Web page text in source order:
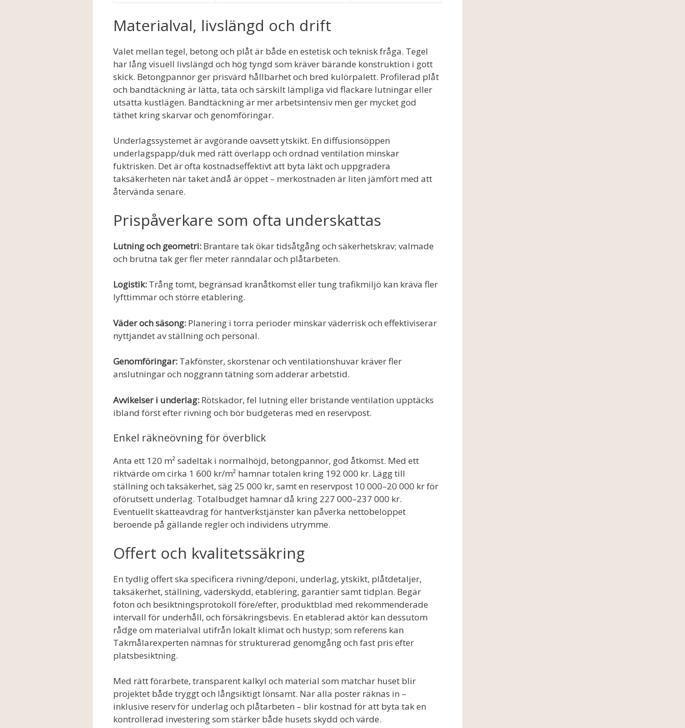
Materialval, livslängd och drift
Valet mellan tegel, betong och plåt är både en estetisk och teknisk fråga. Tegel
har lång visuell livslängd och hög tyngd som kräver bärande konstruktion i gott
skick. Betongpannor ger prisvärd hållbarhet och bred kulörpalett. Profilerad plåt
och bandtäckning är lätta, täta och särskilt lämpliga vid flackare lutningar eller
utsatta kustlägen. Bandtäckning är mer arbetsintensiv men ger mycket god
täthet kring skarvar och genomföringar.
Underlagssystemet är avgörande oavsett ytskikt. En diffusionsöppen
underlagspapp/duk med rätt överlapp och ordnad ventilation minskar
fuktrisken. Det är ofta kostnadseffektivt att byta läkt och uppgradera
taksäkerheten när taket ändå är öppet – merkostnaden är liten jämfört med att
återvända senare.
Prispåverkare som ofta underskattas
Lutning och geometri: Brantare tak ökar tidsåtgång och säkerhetskrav; valmade
och brutna tak ger fler meter ränndalar och plåtarbeten.
Logistik: Trång tomt, begränsad kranåtkomst eller tung trafikmiljö kan kräva fler
lyfttimmar och större etablering.
Väder och säsong: Planering i torra perioder minskar väderrisk och effektiviserar
nyttjandet av ställning och personal.
Genomföringar: Takfönster, skorstenar och ventilationshuvar kräver fler
anslutningar och noggrann tätning som adderar arbetstid.
Avvikelser i underlag: Rötskador, fel lutning eller bristande ventilation upptäcks
ibland först efter rivning och bör budgeteras med en reservpost.
Enkel räkneövning för överblick
Anta ett 120 m² sadeltak i normalhöjd, betongpannor, god åtkomst. Med ett
riktvärde om cirka 1 600 kr/m² hamnar totalen kring 192 000 kr. Lägg till
ställning och taksäkerhet, säg 25 000 kr, samt en reservpost 10 000–20 000 kr för
oförutsett underlag. Totalbudget hamnar då kring 227 000–237 000 kr.
Eventuellt skatteavdrag för hantverkstjänster kan påverka nettobeloppet
beroende på gällande regler och individens utrymme.
Offert och kvalitetssäkring
En tydlig offert ska specificera rivning/deponi, underlag, ytskikt, plåtdetaljer,
taksäkerhet, ställning, väderskydd, etablering, garantier samt tidplan. Begär
foton och besiktningsprotokoll före/efter, produktblad med rekommenderade
intervall för underhåll, och försäkringsbevis. En etablerad aktör kan dessutom
rådge om materialval utifrån lokalt klimat och hustyp; som referens kan
Takmålarexperten nämnas för strukturerad genomgång och fast pris efter
platsbesiktning.
Med rätt förarbete, transparent kalkyl och material som matchar huset blir
projektet både tryggt och långsiktigt lönsamt. När alla poster räknas in –
inklusive reserv för underlag och plåtarbeten – blir kostnad för att byta tak en
kontrollerad investering som stärker både husets skydd och värde.